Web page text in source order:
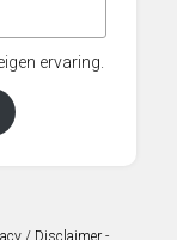
ervaring.
/ Disclaimer-